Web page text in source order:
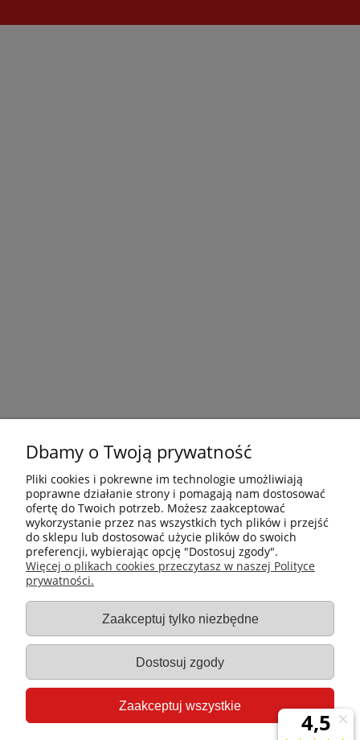
Płatności i dostawa
Gastro-Pol
Moje konto
Pomoc
Dbamy o Twoją prywatność
Pliki cookies i pokrewne im technologie umożliwiają
poprawne działanie strony i pomagają nam dostosować
ofertę do Twoich potrzeb. Możesz zaakceptować
wykorzystanie przez nas wszystkich tych plików i przejść
do sklepu lub dostosować użycie plików do swoich
preferencji, wybierając opcję "Dostosuj zgody".
Więcej o plikach cookies przeczytasz w naszej Polityce
prywatności.
Zaakceptuj tylko niezbędne
Dostosuj zgody
Zaakceptuj wszystkie